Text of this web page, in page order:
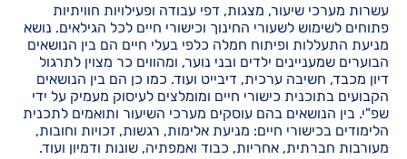
עשרות מערכי שיעור, מצגות, דפי עבודה ופעילויות חוויתיות
פתוחים לשימוש לשעורי החינוך וכישורי חיים לכל הגילאים. נושא
מניעת התעללות ופיתוח חמלה כלפי בעלי חיים הם בין הנושאים
הבוערים שמעניינים ילדים ובני נוער, ומהווים כר מצוין לתרגול
דיון מכבד, חשיבה ערכית, דיבייט ועוד. כמו כן הם בין הנושאים
הקבועים בתוכנית כישורי חיים ומומלצים לעיסוק מעמיק על ידי
שפ"י. בין הנושאים בהם עוסקים מערכי השיעור ותואמים לתכנית
הלימודים בכישורי חיים: מניעת אלימות, רגשות, זכויות וחובות,
מעורבות חברתית, אחריות, כבוד ואמפתיה, שונות ודמיון ועוד.